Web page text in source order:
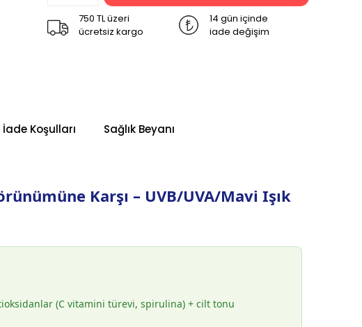
750 TL üzeri
ücretsiz kargo
14 gün içinde
iade değişim
İade Koşulları Sağlık Beyanı
Karşı – UVB/UVA/Mavi Işık
(C vitamini türevi, spirulina) + cilt tonu